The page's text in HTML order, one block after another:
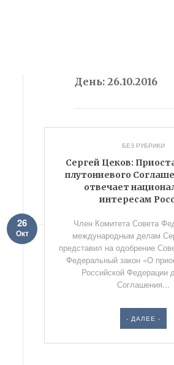
День:26.10.2016
БЕЗ РУБРИКИ
Сергей Цеков:
плутониевого
отвечает
интересам
26
Окт
Член Комитета Совета
международным делам
представил на одобрение
Федеральный закон «О
Российской Федерации
Соглашения...
- ДАЛЕЕ -